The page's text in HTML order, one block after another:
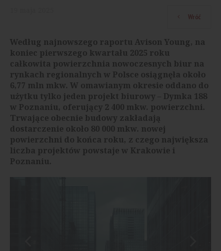
Wróć
Według najnowszego raportu Avison Young, na
koniec pierwszego kwartału 2025 roku
całkowita powierzchnia nowoczesnych biur na
rynkach regionalnych w Polsce osiągnęła około
6,77 mln mkw. W omawianym okresie oddano do
użytku tylko jeden projekt biurowy – Dymka 188
w Poznaniu, oferujący 2 400 mkw. powierzchni.
Trwające obecnie budowy zakładają
dostarczenie około 80 000 mkw. nowej
powierzchni do końca roku, z czego największa
liczba projektów powstaje w Krakowie i
Poznaniu.